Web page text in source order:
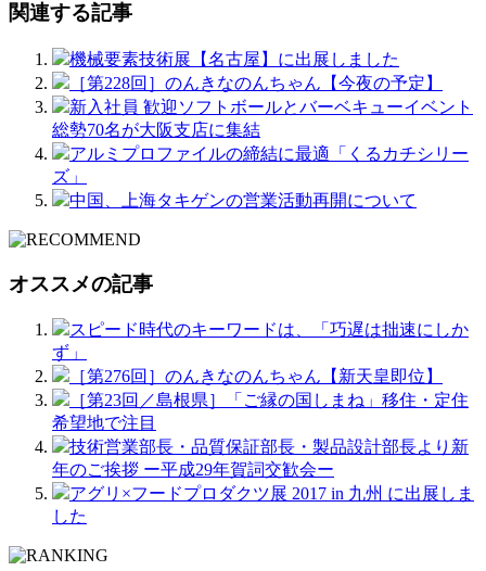
関連する記事
機械要素技術展【名古屋】に出展しました
［第228回］のんきなのんちゃん【今夜の予定】
新入社員 歓迎ソフトボールとバーベキューイベント
総勢70名が大阪支店に集結
アルミプロファイルの締結に最適「くるカチシリー
ズ」
中国、上海タキゲンの営業活動再開について
オススメの記事
スピード時代のキーワードは、「巧遅は拙速にしか
ず」
［第276回］のんきなのんちゃん【新天皇即位】
［第23回／島根県］「ご縁の国しまね」移住・定住
希望地で注目
技術営業部長・品質保証部長・製品設計部長より新
年のご挨拶 ー平成29年賀詞交歓会ー
アグリ×フードプロダクツ展 2017 in 九州 に出展しま
した